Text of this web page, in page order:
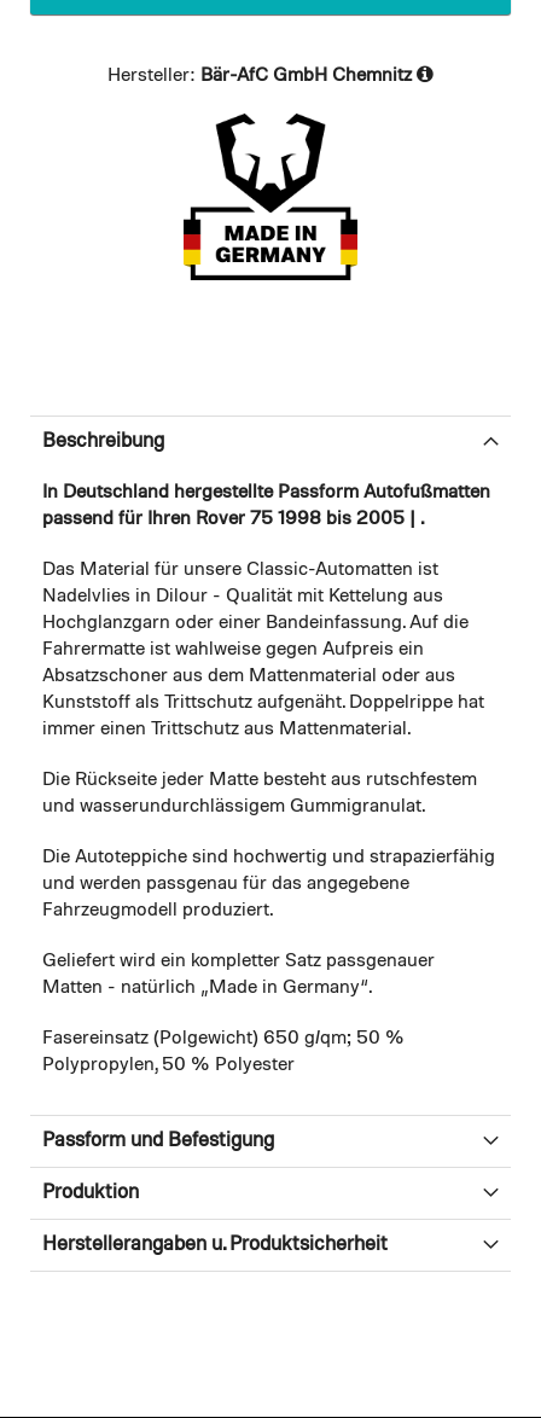
Hersteller: Bär-AfC GmbH Chemnitz
Beschreibung
In Deutschland hergestellte Passform Autofußmatten
passend für Ihren Rover 75 1998 bis 2005 | .
Das Material für unsere Classic-Automatten ist
Nadelvlies in Dilour - Qualität mit Kettelung aus
Hochglanzgarn oder einer Bandeinfassung. Auf die
Fahrermatte ist wahlweise gegen Aufpreis ein
Absatzschoner aus dem Mattenmaterial oder aus
Kunststoff als Trittschutz aufgenäht. Doppelrippe hat
immer einen Trittschutz aus Mattenmaterial.
Die Rückseite jeder Matte besteht aus rutschfestem
und wasserundurchlässigem Gummigranulat.
Die Autoteppiche sind hochwertig und strapazierfähig
und werden passgenau für das angegebene
Fahrzeugmodell produziert.
Geliefert wird ein kompletter Satz passgenauer
Matten - natürlich „Made in Germany“.
Fasereinsatz (Polgewicht) 650 g/qm; 50 %
Polypropylen, 50 % Polyester
Passform und Befestigung
Produktion
Herstellerangaben u. Produktsicherheit